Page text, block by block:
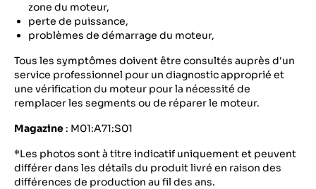
zone du moteur,
perte de puissance,
problèmes de démarrage du moteur,
Tous les symptômes doivent être consultés auprès d'un
service professionnel pour un diagnostic approprié et
une vérification du moteur pour la nécessité de
remplacer les segments ou de réparer le moteur.
Magazine : M01:A71:S01
*Les photos sont à titre indicatif uniquement et peuvent
différer dans les détails du produit livré en raison des
différences de production au fil des ans.